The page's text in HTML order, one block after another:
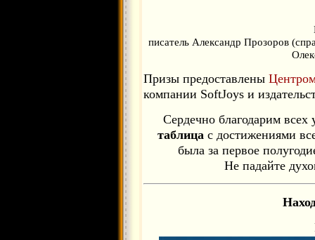
писатель Александр Прозоров
Призы предоставлены
компании SoftJoys и
Сердечно благодарим
таблица с достижениями
была за первое
Не падайте